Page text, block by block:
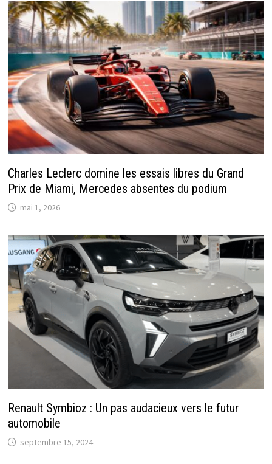
Charles Leclerc domine les essais libres du Grand
Prix de Miami, Mercedes absentes du podium
mai 1, 2026
Renault Symbioz : Un pas audacieux vers le futur
automobile
septembre 15, 2024